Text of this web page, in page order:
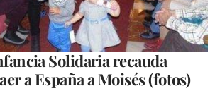
Solidaria recauda
a España a Moisés (fotos)